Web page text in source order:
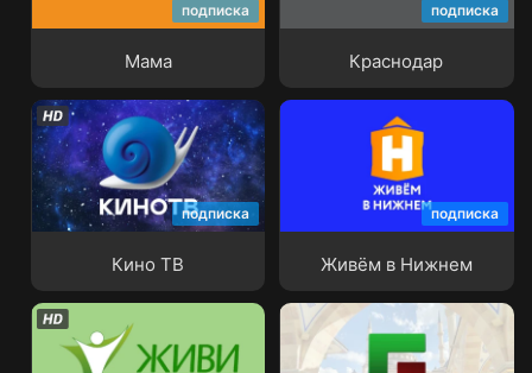
подписка
Мама
подписка
Краснодар
подписка
Кино ТВ
Кино ТВ
подписка
Живём в Нижнем
Живём в Нижнем